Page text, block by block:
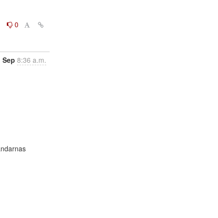
0
Sep 8:36 a.m.